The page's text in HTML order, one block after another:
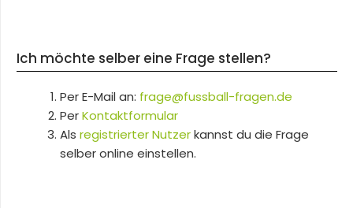
Ich möchte selber eine Frage stellen?
Per E-Mail an: frage@fussball-fragen.de
PerKontaktformular
Als registrierter Nutzerkannst du die Frage
selber online einstellen.